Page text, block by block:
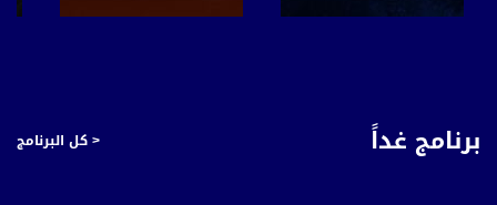
برنامج غداً < كل البرنامج